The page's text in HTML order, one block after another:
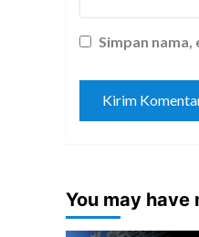
Simpan
You may have